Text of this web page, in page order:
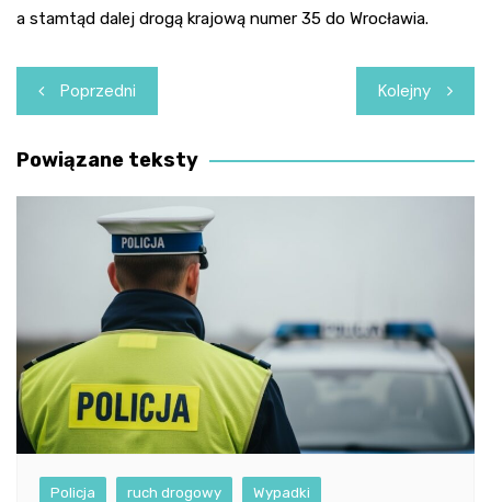
a stamtąd dalej drogą krajową numer 35 do Wrocławia.
Nawigacja
wpisu
Poprzedni Kolejny
Powiązane teksty
Policja ruch drogowy Wypadki